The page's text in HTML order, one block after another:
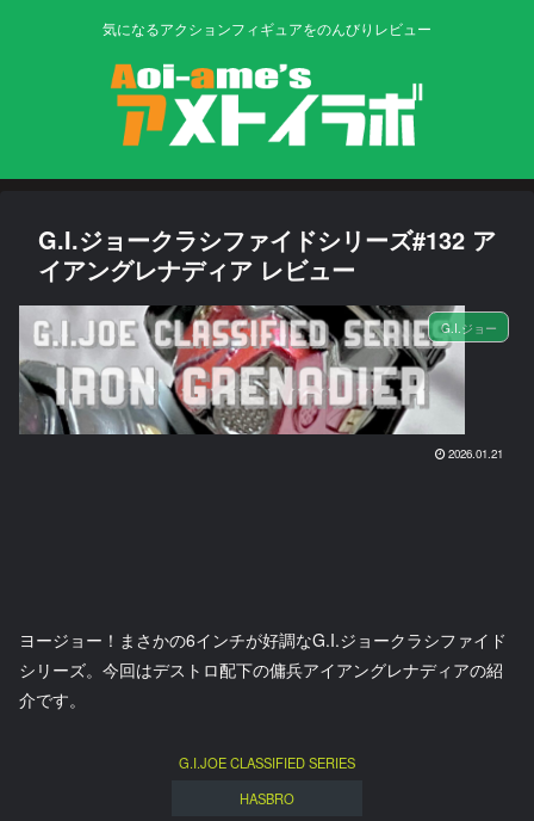
気になるアクションフィギュアをのんびりレビュー
G.I.ジョークラシファイドシリーズ#132 ア
イアングレナディア レビュー
G.I.ジョー
2026.01.21
ヨージョー！まさかの6インチが好調なG.I.ジョークラシファイド
シリーズ。今回はデストロ配下の傭兵アイアングレナディアの紹
介です。
G.I.JOE CLASSIFIED SERIES
HASBRO